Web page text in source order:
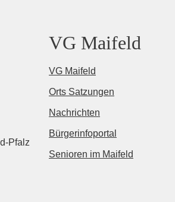
Pfalz
VG Maifeld
VG Maifeld
Orts Satzungen
Nachrichten
Bürgerinfoportal
Senioren im Maifeld